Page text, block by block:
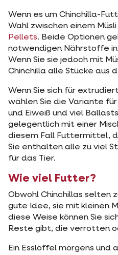
Wenn es um Chinchilla-
Wahl zwischen einem
Pellets. Beide Optionen
notwendigen Nährstoffe
Wenn Sie sie jedoch mit
Chinchilla alle Stücke aus
Wenn Sie sich für
wählen Sie die Variante
und Eiweiß und viel
gelegentlich mit einer
diesem Fall Futtermittel,
Sie enthalten alle zu viel
für das Tier.
Wie viel Futter?
Obwohl Chinchillas selten
gute Idee, sie mit kleinen
diese Weise können Sie
Reste gibt, die verrotten
Ein Esslöffel morgens